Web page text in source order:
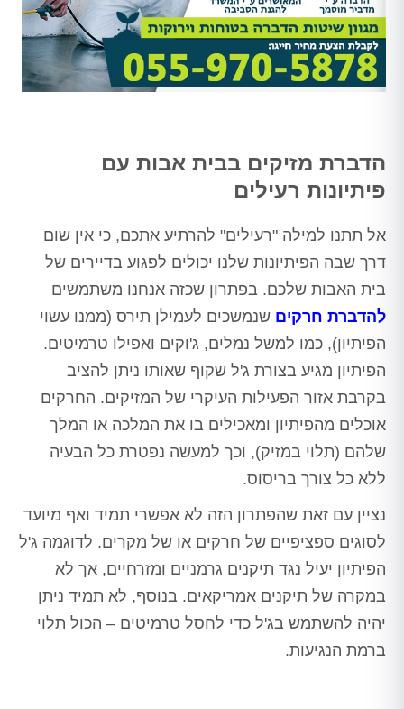
הדברת מזיקים בבית אבות עם
פיתיונות רעילים
אל תתנו למילה "רעילים" להרתיע אתכם, כי אין שום
דרך שבה הפיתיונות שלנו יכולים לפגוע בדיירים של
בית האבות שלכם. בפתרון שכזה אנחנו משתמשים
להדברת חרקים שנמשכים לעמילן תירס (ממנו עשוי
הפיתיון), כמו למשל נמלים, ג'וקים ואפילו טרמיטים.
הפיתיון מגיע בצורת ג'ל שקוף שאותו ניתן להציב
בקרבת אזור הפעילות העיקרי של המזיקים. החרקים
אוכלים מהפיתיון ומאכילים בו את המלכה או המלך
שלהם (תלוי במזיק), וכך למעשה נפטרת כל הבעיה
ללא כל צורך בריסוס.
נציין עם זאת שהפתרון הזה לא אפשרי תמיד ואף מיועד
לסוגים ספציפיים של חרקים או של מקרים. לדוגמה ג'ל
הפיתיון יעיל נגד תיקנים גרמניים ומזרחיים, אך לא
במקרה של תיקנים אמריקאים. בנוסף, לא תמיד ניתן
יהיה להשתמש בג'ל כדי לחסל טרמיטים – הכול תלוי
ברמת הנגיעות.